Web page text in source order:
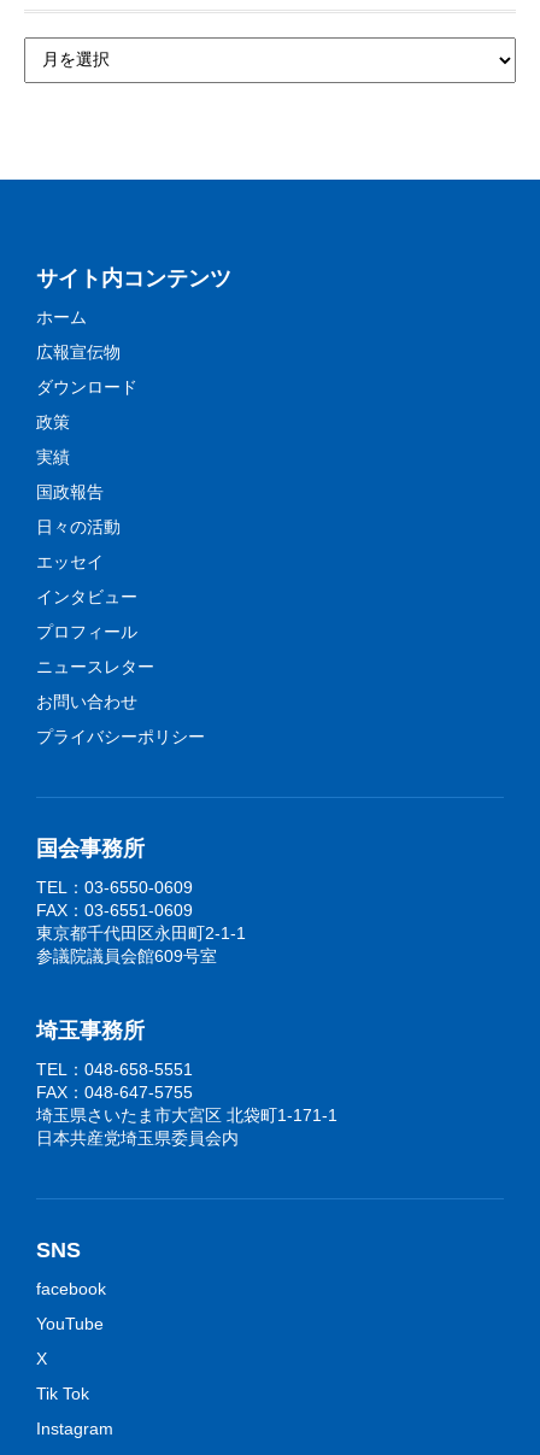
サイト内コンテンツ
ホーム
広報宣伝物
ダウンロード
政策
実績
国政報告
日々の活動
エッセイ
インタビュー
プロフィール
ニュースレター
お問い合わせ
プライバシーポリシー
国会事務所
TEL：03-6550-0609
FAX：03-6551-0609
東京都千代田区永田町2-1-1
参議院議員会館609号室
埼玉事務所
TEL：048-658-5551
FAX：048-647-5755
埼玉県さいたま市大宮区 北袋町1-171-1
日本共産党埼玉県委員会内
SNS
facebook
YouTube
X
Tik Tok
Instagram